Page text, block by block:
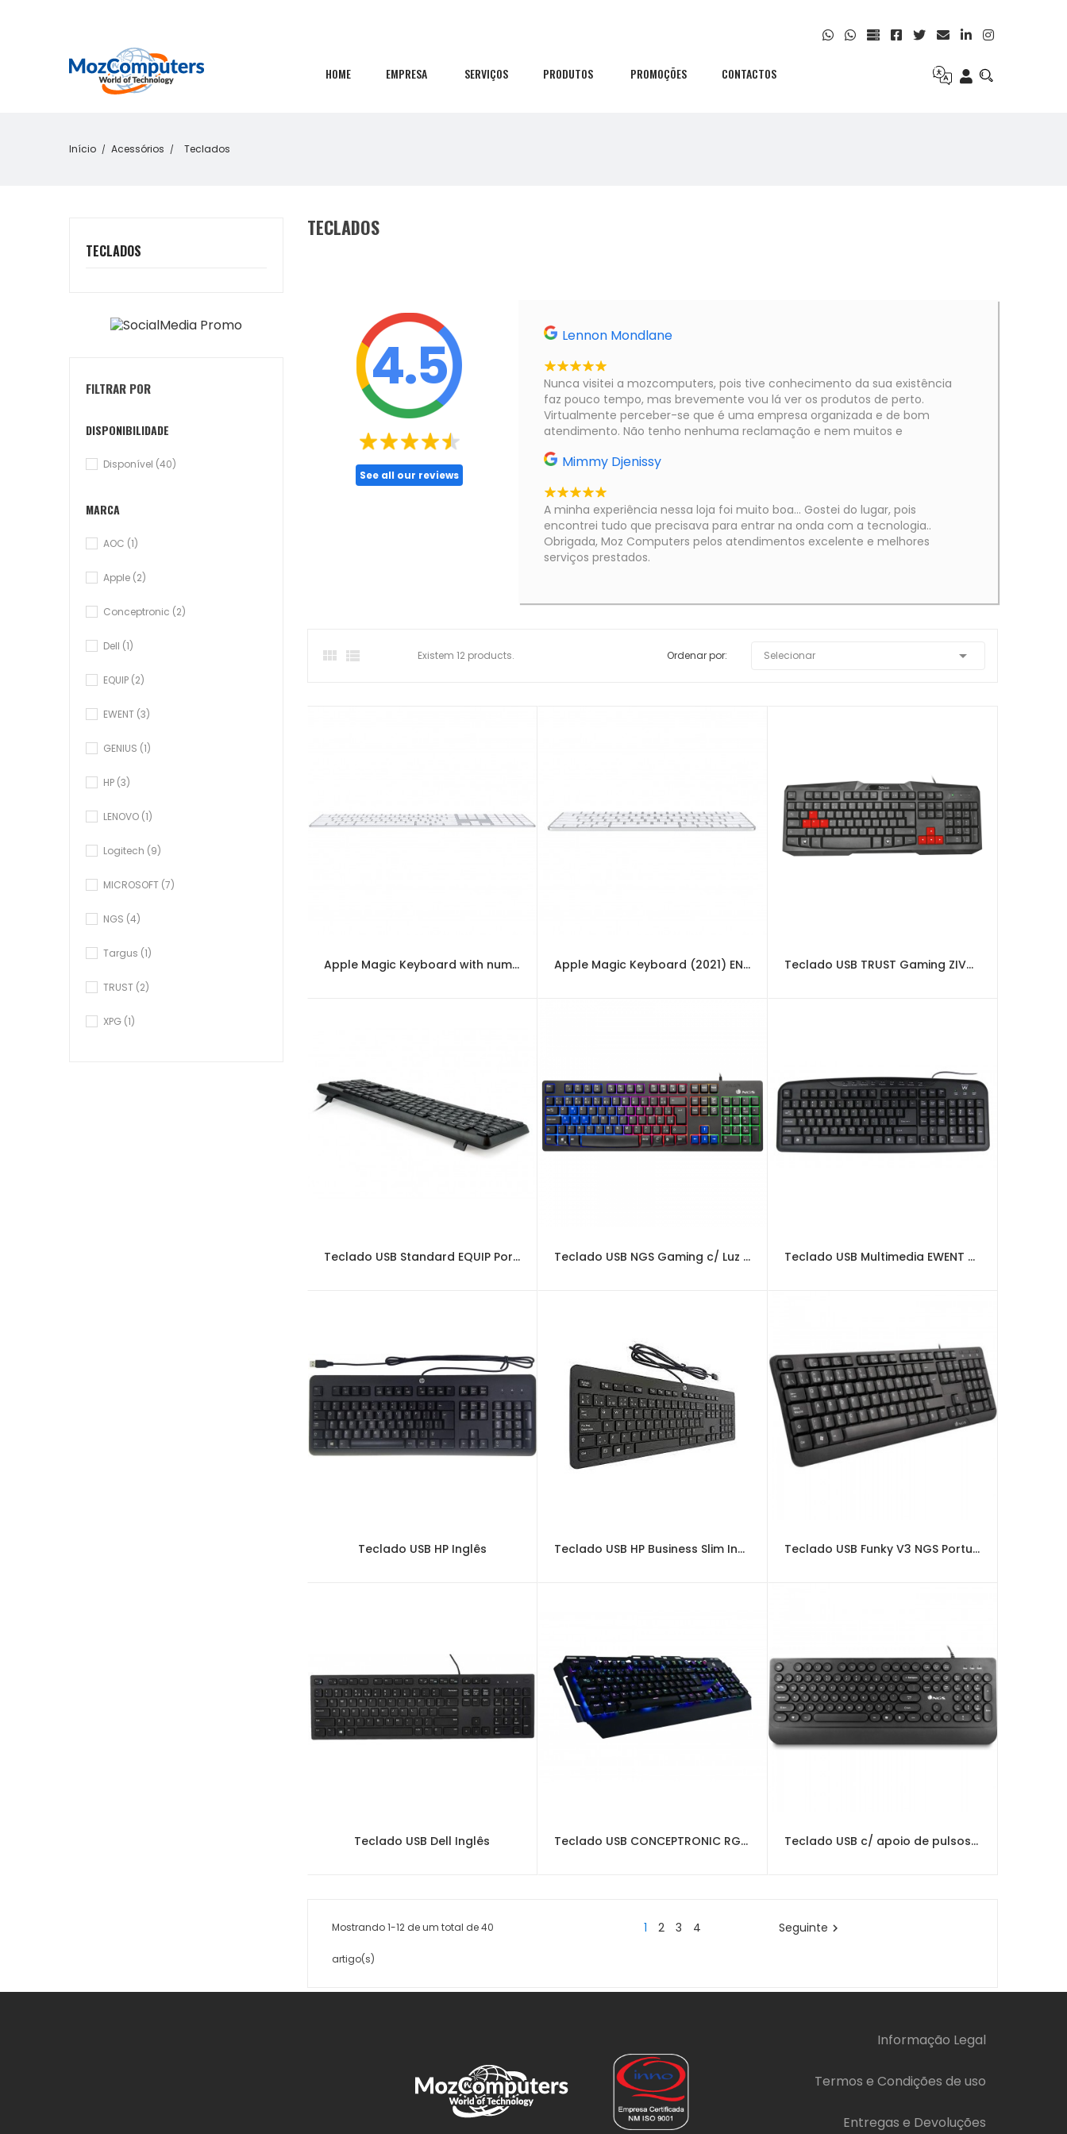
HOME EMPRESA SERVIÇOS PRODUTOS PROMOÇÕES CONTACTOS
Início Acessórios Teclados
TECLADOS
FILTRAR POR
DISPONIBILIDADE
Disponível (40)
MARCA
AOC (1)
Apple (2)
Conceptronic (2)
Dell (1)
EQUIP (2)
EWENT (3)
GENIUS (1)
HP (3)
LENOVO (1)
Logitech (9)
MICROSOFT (7)
NGS (4)
Targus (1)
TRUST (2)
XPG (1)
TECLADOS
4.5
See all our reviews
Lennon Mondlane
Nunca visitei a mozcomputers, pois tive conhecimento da sua existência
faz pouco tempo, mas brevemente vou lá ver os produtos de perto.
Virtualmente perceber-se que é uma empresa organizada e de bom
atendimento. Não tenho nenhuma reclamação e nem muitos e
Mimmy Djenissy
A minha experiência nessa loja foi muito boa... Gostei do lugar, pois
encontrei tudo que precisava para entrar na onda com a tecnologia..
Obrigada, Moz Computers pelos atendimentos excelente e melhores
serviços prestados.
  Existem 12 products. Ordenar por: Selecionar 
Apple Magic Keyboard with numeric keypad Apple Magic Keyboard (2021) ENG Teclado USB TRUST Gaming ZIVA COMPACT
Teclado USB Standard EQUIP Portugues Teclado USB NGS Gaming c/ Luz LED PT Teclado USB Multimedia EWENT Portugues
Teclado USB HP Inglês Teclado USB HP Business Slim Inglês Teclado USB Funky V3 NGS Portugues
Teclado USB Dell Inglês Teclado USB CONCEPTRONIC RGB Gaming KRONIC Teclado USB c/ apoio de pulsos e Teclas Circulares NGS Portugues
Mostrando 1-12 de um total de 40
artigo(s)
1 2 3 4 Seguinte 
Informação Legal
Termos e Condições de uso
Entregas e Devoluções